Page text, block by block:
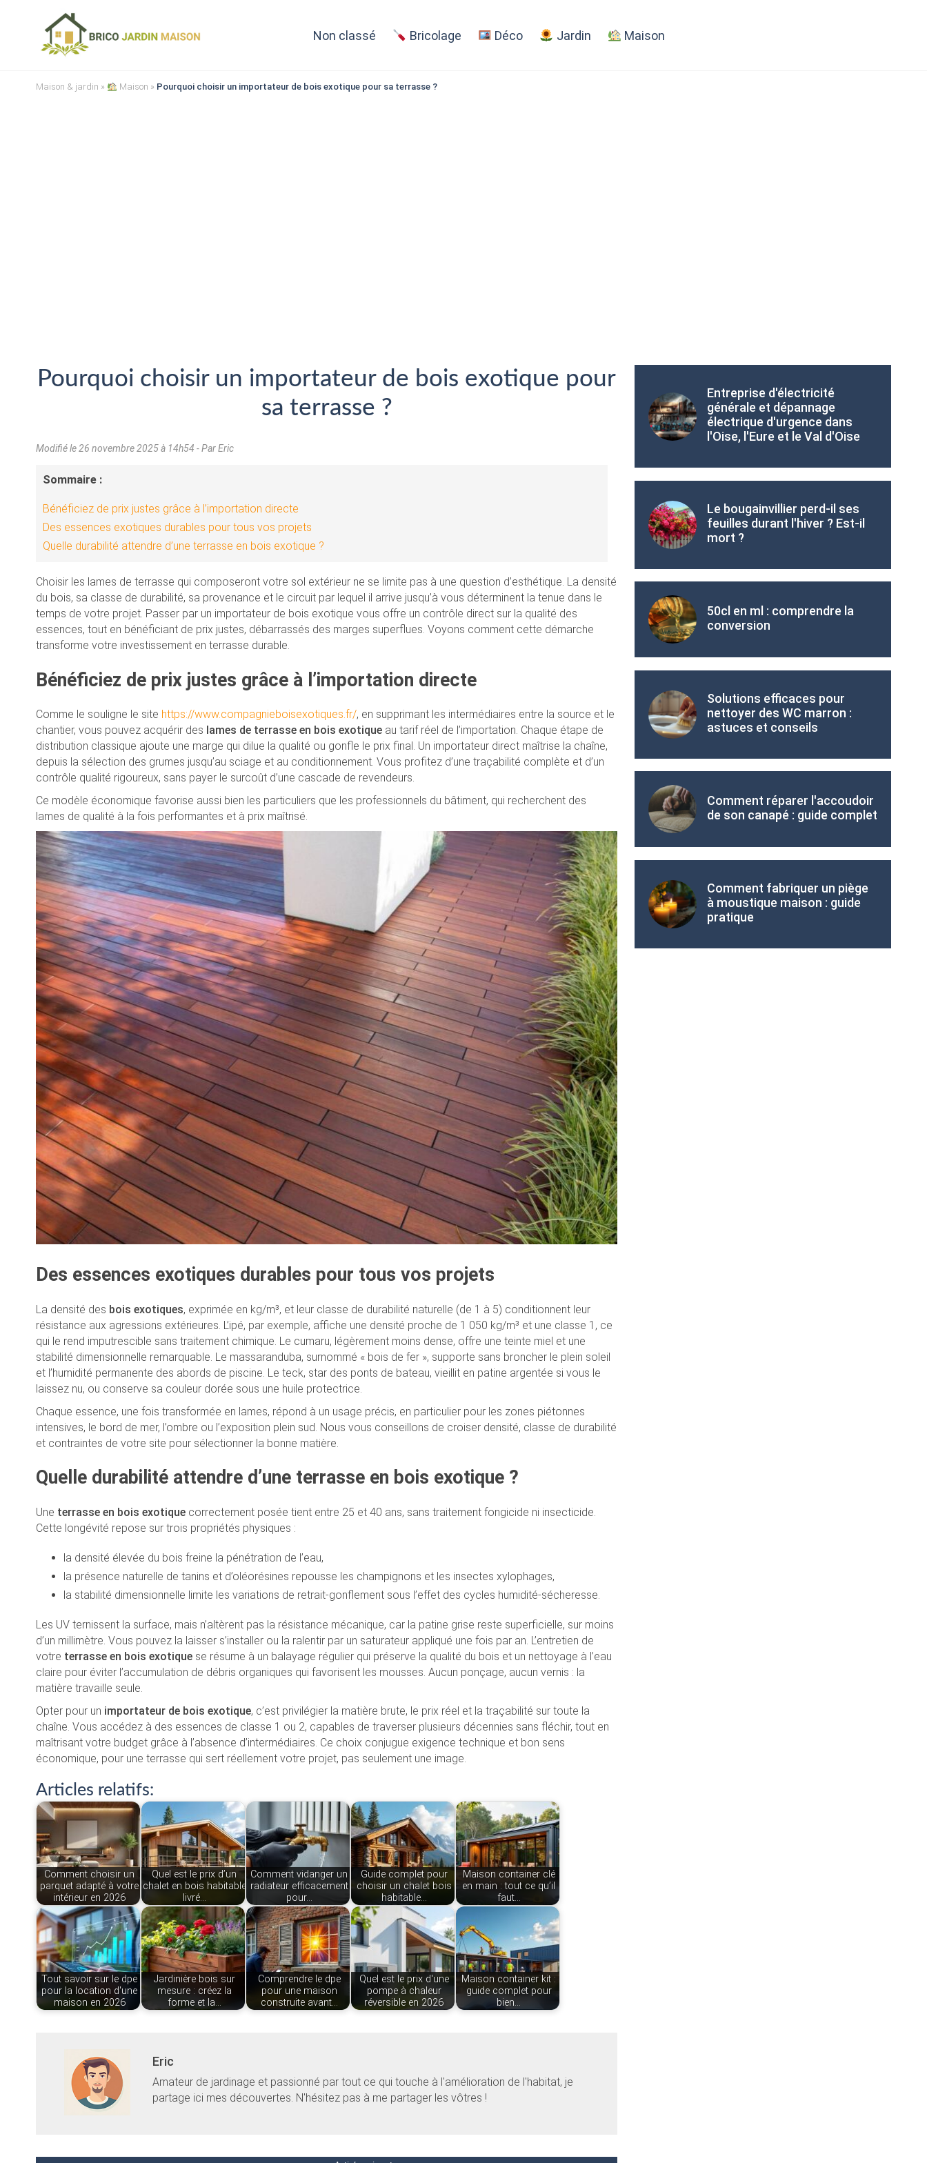
Non classé Bricolage Déco Jardin Maison
Maison & jardin » Maison » Pourquoi choisir un importateur de bois exotique pour sa terrasse ?
Pourquoi choisir un importateur de bois exotique pour
sa terrasse ?
Modifié le26 novembre 2025 à 14h54 - Par Eric
Sommaire :
Bénéficiez de prix justes grâce à l’importation directe
Des essences exotiques durables pour tous vos projets
Quelle durabilité attendre d’une terrasse en bois exotique ?
Choisir les lames de terrasse qui composeront votre sol extérieur ne se limite pas à une question d’esthétique. La densité
du bois, sa classe de durabilité, sa provenance et le circuit par lequel il arrive jusqu’à vous déterminent la tenue dans le
temps de votre projet. Passer par un importateur de bois exotique vous offre un contrôle direct sur la qualité des
essences, tout en bénéficiant de prix justes, débarrassés des marges superflues. Voyons comment cette démarche
transforme votre investissement en terrasse durable.
Bénéficiez de prix justes grâce à l’importation directe
Comme le souligne le site https://www.compagnieboisexotiques.fr/, en supprimant les intermédiaires entre la source et le
chantier, vous pouvez acquérir des lames de terrasse en bois exotique au tarif réel de l’importation. Chaque étape de
distribution classique ajoute une marge qui dilue la qualité ou gonfle le prix final. Un importateur direct maîtrise la chaîne,
depuis la sélection des grumes jusqu’au sciage et au conditionnement. Vous profitez d’une traçabilité complète et d’un
contrôle qualité rigoureux, sans payer le surcoût d’une cascade de revendeurs.
Ce modèle économique favorise aussi bien les particuliers que les professionnels du bâtiment, qui recherchent des
lames de qualité à la fois performantes et à prix maîtrisé.
Des essences exotiques durables pour tous vos projets
La densité des bois exotiques, exprimée en kg/m³, et leur classe de durabilité naturelle (de 1 à 5) conditionnent leur
résistance aux agressions extérieures. L’ipé, par exemple, affiche une densité proche de 1 050 kg/m³ et une classe 1, ce
qui le rend imputrescible sans traitement chimique. Le cumaru, légèrement moins dense, offre une teinte miel et une
stabilité dimensionnelle remarquable. Le massaranduba, surnommé « bois de fer », supporte sans broncher le plein soleil
et l’humidité permanente des abords de piscine. Le teck, star des ponts de bateau, vieillit en patine argentée si vous le
laissez nu, ou conserve sa couleur dorée sous une huile protectrice.
Chaque essence, une fois transformée en lames, répond à un usage précis, en particulier pour les zones piétonnes
intensives, le bord de mer, l’ombre ou l’exposition plein sud. Nous vous conseillons de croiser densité, classe de durabilité
et contraintes de votre site pour sélectionner la bonne matière.
Quelle durabilité attendre d’une terrasse en bois exotique ?
Une terrasse en bois exotique correctement posée tient entre 25 et 40 ans, sans traitement fongicide ni insecticide.
Cette longévité repose sur trois propriétés physiques :
la densité élevée du bois freine la pénétration de l’eau,
la présence naturelle de tanins et d’oléorésines repousse les champignons et les insectes xylophages,
la stabilité dimensionnelle limite les variations de retrait-gonflement sous l’effet des cycles humidité-sécheresse.
Les UV ternissent la surface, mais n’altèrent pas la résistance mécanique, car la patine grise reste superficielle, sur moins
d’un millimètre. Vous pouvez la laisser s’installer ou la ralentir par un saturateur appliqué une fois par an. L’entretien de
votre terrasse en bois exotique se résume à un balayage régulier qui préserve la qualité du bois et un nettoyage à l’eau
claire pour éviter l’accumulation de débris organiques qui favorisent les mousses. Aucun ponçage, aucun vernis : la
matière travaille seule.
Opter pour un importateur de bois exotique, c’est privilégier la matière brute, le prix réel et la traçabilité sur toute la
chaîne. Vous accédez à des essences de classe 1 ou 2, capables de traverser plusieurs décennies sans fléchir, tout en
maîtrisant votre budget grâce à l’absence d’intermédiaires. Ce choix conjugue exigence technique et bon sens
économique, pour une terrasse qui sert réellement votre projet, pas seulement une image.
Articles relatifs:
Comment choisir un
parquet adapté à votre
intérieur en 2026
Quel est le prix d’un
chalet en bois habitable
livré…
Comment vidanger un
radiateur efficacement
pour…
Guide complet pour
choisir un chalet bois
habitable…
Maison container clé
en main : tout ce qu’il
faut…
Tout savoir sur le dpe
pour la location d'une
maison en 2026
Jardinière bois sur
mesure : créez la
forme et la…
Comprendre le dpe
pour une maison
construite avant…
Quel est le prix d'une
pompe à chaleur
réversible en 2026
Maison container kit :
guide complet pour
bien…
Eric
Amateur de jardinage et passionné par tout ce qui touche à l'amélioration de l'habitat, je
partage ici mes découvertes. N'hésitez pas à me partager les vôtres !
Entreprise d'électricité
générale et dépannage
électrique d'urgence dans
l'Oise, l'Eure et le Val d'Oise
Le bougainvillier perd-il ses
feuilles durant l'hiver ? Est-il
mort ?
50cl en ml : comprendre la
conversion
Solutions efficaces pour
nettoyer des WC marron :
astuces et conseils
Comment réparer l'accoudoir
de son canapé : guide complet
Comment fabriquer un piège
à moustique maison : guide
pratique